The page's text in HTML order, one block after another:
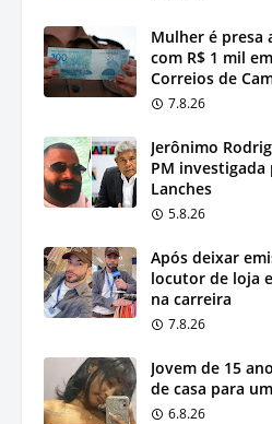
Mulher é presa
com R$ 1 mil
Correios de
7.8.26
Jerônimo
PM investigada
Lanches
5.8.26
Após deixar
locutor de loja
na carreira
7.8.26
Jovem de 15
de casa para
6.8.26